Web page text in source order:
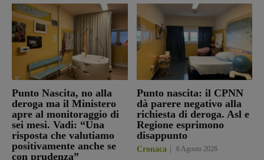
Punto Nascita, no alla
deroga ma il Ministero
apre al monitoraggio di
sei mesi. Vadi: “Una
risposta che valutiamo
positivamente anche se
con prudenza”
Punto nascita: il CPNN
dà parere negativo alla
richiesta di deroga. Asl e
Regione esprimono
disappunto
Cronaca 6 Agosto 2026